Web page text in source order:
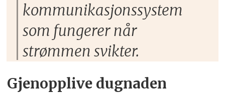
kommunikasjonssystem
som fungerer når
strømmen svikter.
Gjenopplive dugnaden